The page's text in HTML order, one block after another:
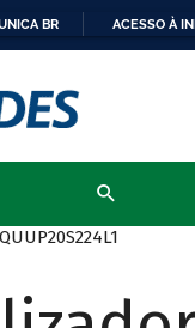
BR ACESSO À